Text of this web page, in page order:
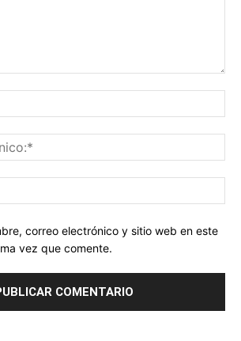
correo electrónico y sitio web en este
vez que comente.